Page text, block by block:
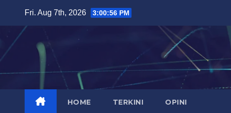
content
Fri. Aug 7th, 2026 3:00:57 PM
HOME TERKINI OPINI